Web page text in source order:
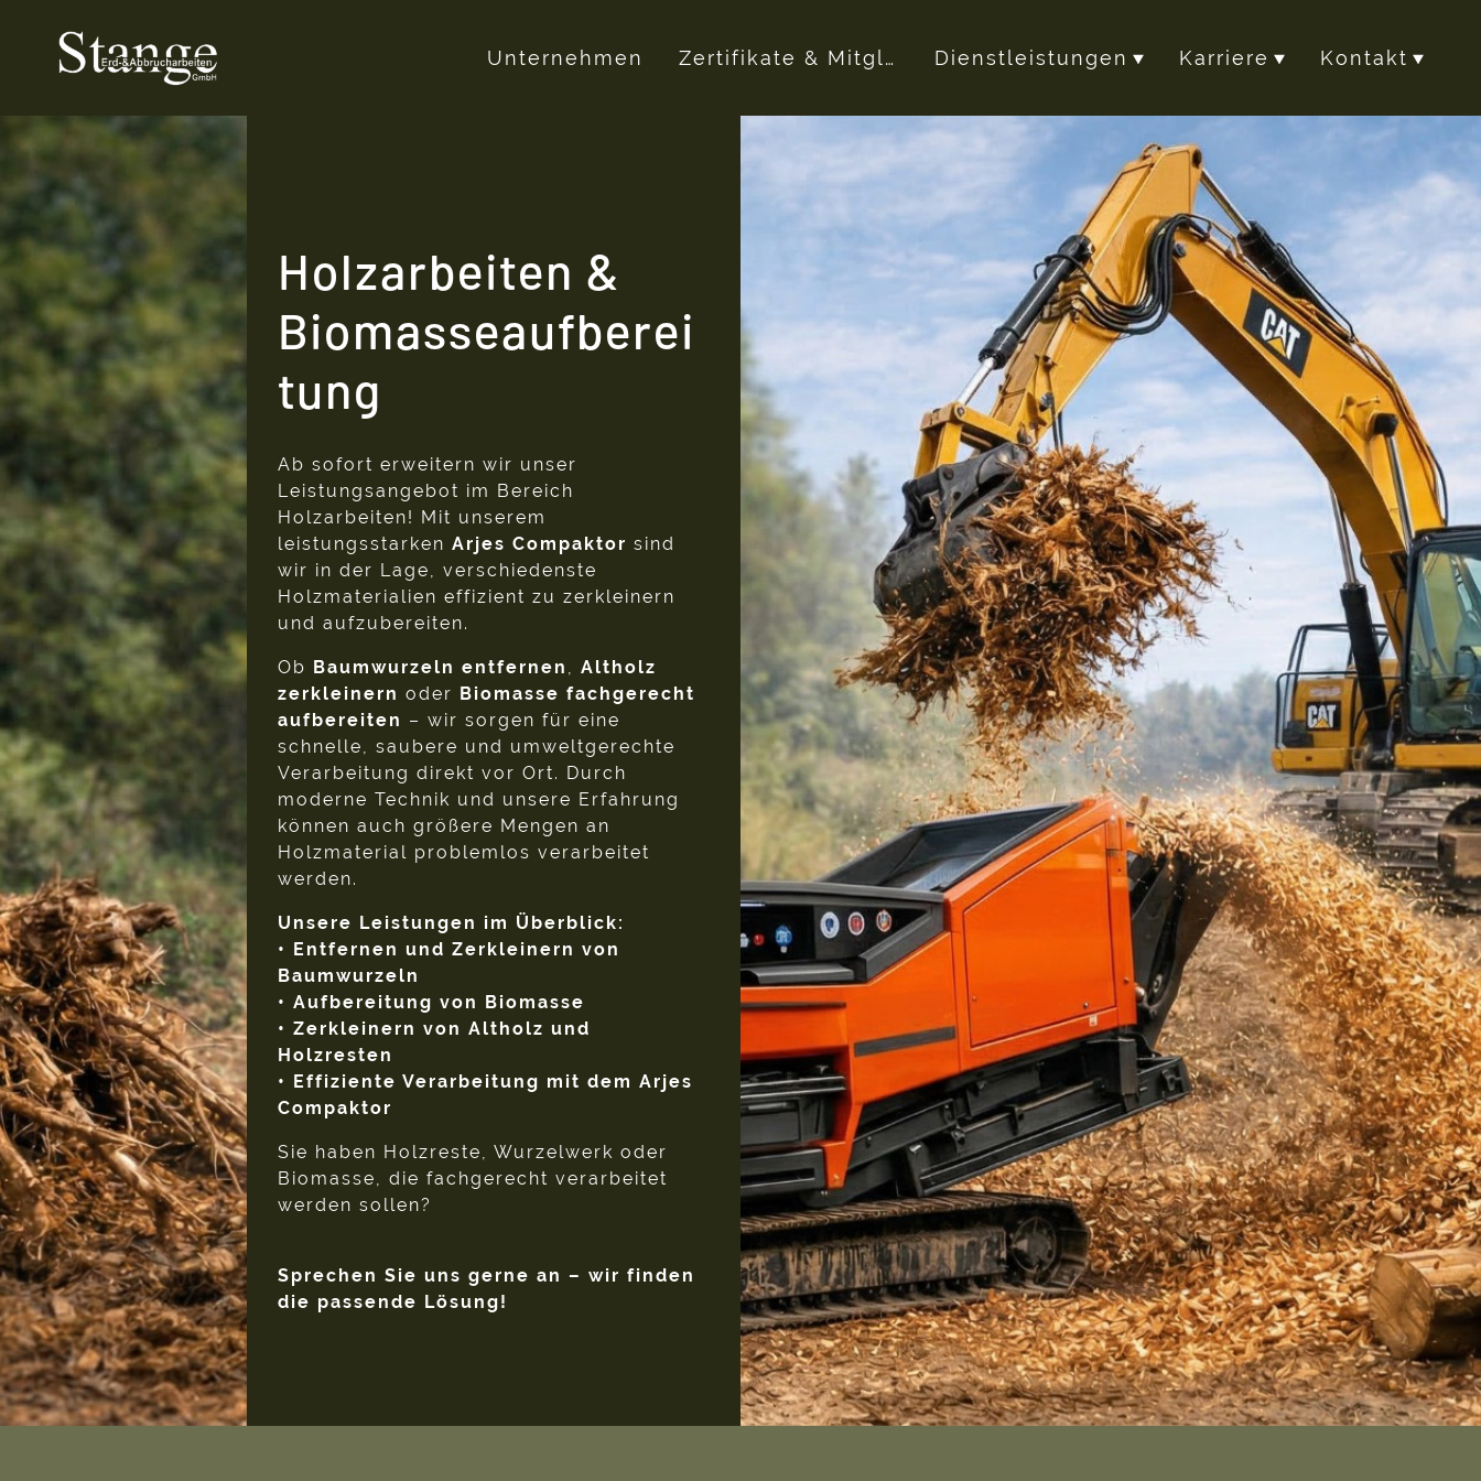
Unternehmen Zertifikate & Mitgliedschaften Dienstleistungen Karriere Kontakt
Holzarbeiten &
Biomasseaufberei
tung
Ab sofort erweitern wir unser
Leistungsangebot im Bereich
Holzarbeiten! Mit unserem
leistungsstarken Arjes Compaktor sind
wir in der Lage, verschiedenste
Holzmaterialien effizient zu zerkleinern
und aufzubereiten.
Ob Baumwurzeln entfernen
Altholz
zerkleinern oder Biomasse fachgerecht
aufbereiten – wir sorgen für eine
schnelle, saubere und umweltgerechte
Verarbeitung direkt vor Ort. Durch
moderne Technik und unsere Erfahrung
können auch größere Mengen an
Holzmaterial problemlos verarbeitet
werden.
Unsere Leistungen im Überblick:
• Entfernen und Zerkleinern von
Baumwurzeln
• Aufbereitung von Biomasse
• Zerkleinern von Altholz und
Holzresten
• Effiziente Verarbeitung mit dem Arjes
Compaktor
Sie haben Holzreste, Wurzelwerk oder
Biomasse, die fachgerecht verarbeitet
werden sollen?
Sprechen Sie uns gerne an – wir finden
die passende Lösung!